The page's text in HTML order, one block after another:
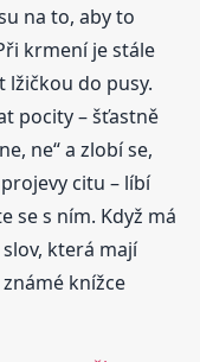
na to, aby to
krmení je stále
lžičkou do pusy.
pocity – šťastně
ne“ a zlobí se,
citu – líbí
se s ním. Když má
která mají
knížce